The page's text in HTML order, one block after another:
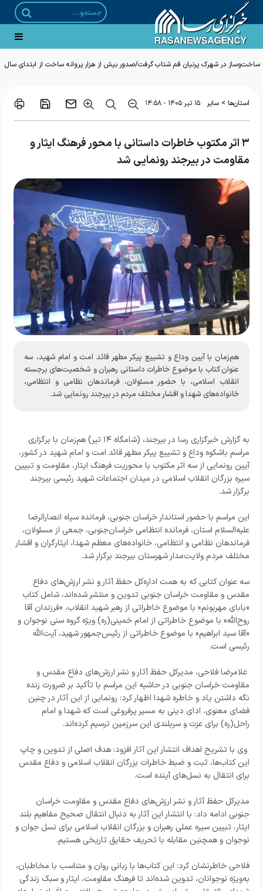
ساخت‌وساز در شهرک پرنیان قم شتاب گرفت/صدور بیش از هزار پروانه ساخت از ابتدای سال
استان‌ها > سایر ۱۵ تير ۱۴۰۵ - ۱۴:۵۸
۳ اثر مکتوب خاطرات داستانی با محور فرهنگ ایثار و
مقاومت در بیرجند رونمایی شد
هم‌زمان با آیین وداع و تشییع پیکر مطهر قائد امت و امام شهید، سه
عنوان کتاب با موضوع خاطرات داستانی رهبران و شخصیت‌های برجسته
انقلاب اسلامی، با حضور مسئولان، فرماندهان نظامی و انتظامی،
خانواده‌های شهدا و اقشار مختلف مردم در بیرجند رونمایی شد.
به گزارش خبرگزاری رسا
در بیرجند، (شامگاه ۱۴ تیر) هم‌زمان با برگزاری
مراسم باشکوه وداع و تشییع پیکر مطهر قائد امت و امام شهید در کشور،
آیین رونمایی از سه اثر مکتوب با محوریت فرهنگ ایثار، مقاومت و تبیین
سیره بزرگان انقلاب اسلامی در میدان اجتماعات شهید رئیسی بیرجند
برگزار شد.
این مراسم با حضور استاندار خراسان جنوبی، فرمانده سپاه انصارالرضا
علیه‌السلام استان، فرمانده انتظامی خراسان‌جنوبی، جمعی از مسئولان،
فرماندهان نظامی و انتظامی، خانواده‌های معظم شهدا، ایثارگران و اقشار
مختلف مردم ولایت‌مدار شهرستان بیرجند برگزار شد.
سه عنوان کتابی که به همت اداره‌کل حفظ آثار و نشر ارزش‌های دفاع
مقدس و مقاومت خراسان جنوبی تدوین و منتشر شده‌اند، شامل کتاب
«بابای مهربونم» با موضوع خاطراتی از رهبر شهید انقلاب، «فرزندان آقا
روح‌الله» با موضوع خاطراتی از امام خمینی(ره) ویژه گروه سنی نوجوان و
«آقا سید ابراهیم» با موضوع خاطراتی از رئیس‌جمهور شهید، آیت‌الله
رئیسی است.
غلامرضا فلاحی، مدیرکل حفظ آثار و نشر ارزش‌های دفاع مقدس و
مقاومت خراسان جنوبی در حاشیه این مراسم با تأکید بر ضرورت زنده
نگه داشتن یاد و خاطره شهدا اظهار کرد: رونمایی از این آثار در چنین
فضای معنوی، ادای دینی به مسیر پرفروغی است که شهدا و امام
راحل(ره) برای عزت و سربلندی این سرزمین ترسیم کرده‌اند.
وی با تشریح اهداف انتشار این آثار افزود: هدف اصلی از تدوین و چاپ
این کتاب‌ها، ثبت و ضبط خاطرات بزرگان انقلاب اسلامی و دفاع مقدس
برای انتقال به نسل‌های آینده است.
مدیرکل حفظ آثار و نشر ارزش‌های دفاع مقدس و مقاومت خراسان
جنوبی ادامه داد: با انتشار این آثار به دنبال انتقال صحیح مفاهیم بلند
ایثار، تبیین سیره عملی رهبران و بزرگان انقلاب اسلامی برای نسل جوان و
نوجوان و همچنین مقابله با تحریف حقایق تاریخی هستیم.
فلاحی خاطرنشان کرد: این کتاب‌ها با زبانی روان و متناسب با مخاطبان،
به‌ویژه نوجوانان، تدوین شده‌اند تا فرهنگ مقاومت، ایثار و سبک زندگی